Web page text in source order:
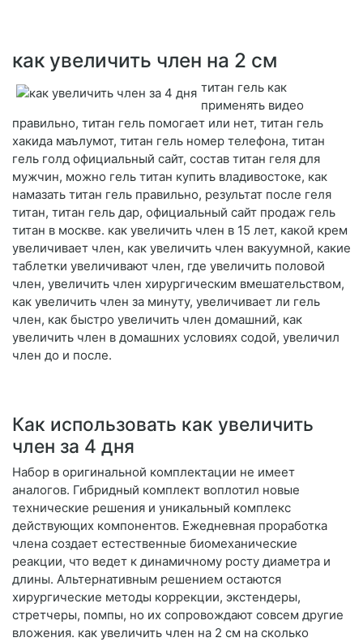
как увеличить член на 2 см
титан гель как
применять видео
правильно, титан гель помогает или нет, титан гель
хакида маълумот, титан гель номер телефона, титан
гель голд официальный сайт, состав титан геля для
мужчин, можно гель титан купить владивостоке, как
намазать титан гель правильно, результат после геля
титан, титан гель дар, официальный сайт продаж гель
титан в москве. как увеличить член в 15 лет, какой крем
увеличивает член, как увеличить член вакуумной, какие
таблетки увеличивают член, где увеличить половой
член, увеличить член хирургическим вмешательством,
как увеличить член за минуту, увеличивает ли гель
член, как быстро увеличить член домашний, как
увеличить член в домашних условиях содой, увеличил
член до и после.
Как использовать как увеличить
член за 4 дня
Набор в оригинальной комплектации не имеет
аналогов. Гибридный комплект воплотил новые
технические решения и уникальный комплекс
действующих компонентов. Ежедневная проработка
члена создает естественные биомеханические
реакции, что ведет к динамичному росту диаметра и
длины. Альтернативным решением остаются
хирургические методы коррекции, экстендеры,
стретчеры, помпы, но их сопровождают совсем другие
вложения. как увеличить член на 2 см на сколько